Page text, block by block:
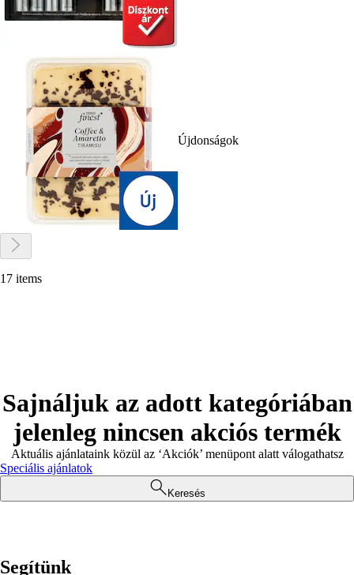
Újdonságok
17 items
Sajnáljuk az adott kategóriában
jelenleg nincsen akciós termék
Aktuális ajánlataink közül az ‘Akciók’ menüpont alatt válogathatsz
Speciális ajánlatok
Keresés
Segítünk